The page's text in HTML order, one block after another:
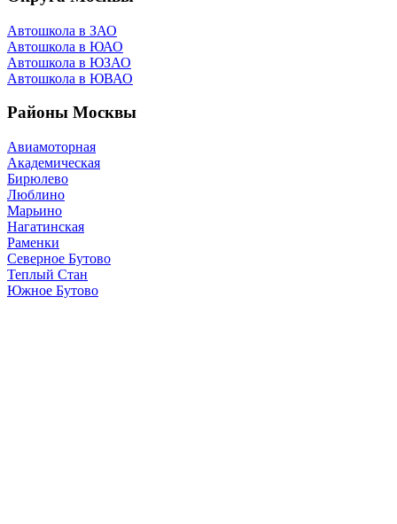
Автошкола в ЗАО
Автошкола в ЮАО
Автошкола в ЮЗАО
Автошкола в ЮВАО
Районы Москвы
Авиамоторная
Академическая
Бирюлево
Люблино
Марьино
Нагатинская
Раменки
Северное Бутово
Теплый Стан
Южное Бутово